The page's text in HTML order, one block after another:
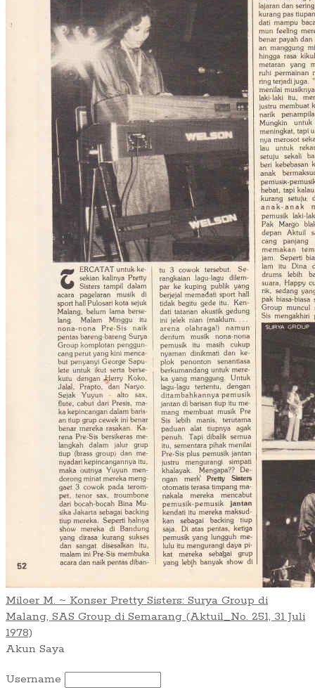
Miloer M. ~ Konser Pretty Sisters: Surya Group di
Malang, SAS Group di Semarang (Aktuil_No. 251, 31 Juli
1978)
Akun Saya
Username